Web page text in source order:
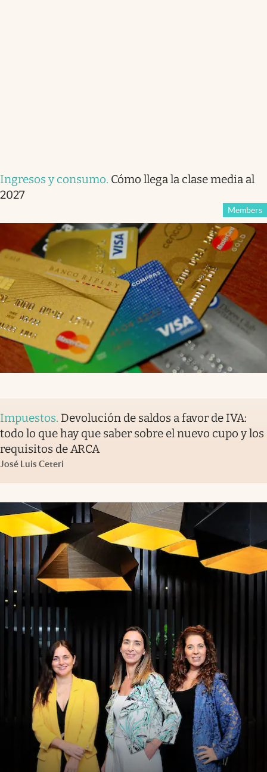
Ingresos y consumo. Cómo llega la clase media al
2027
Members
Impuestos. Devolución de saldos a favor de IVA:
todo lo que hay que saber sobre el nuevo cupo y los
requisitos de ARCA
José Luis Ceteri